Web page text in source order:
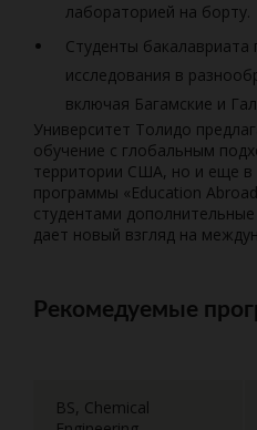
лабораторией на борту.
Студенты бакалавриата
исследования в
включая Багамские и
Университет Толидо
обучение с глобальным
территории США, но и еще в
программы «Education
студентами
дает новый взгляд на
Рекомедуемые
BS, Chemical